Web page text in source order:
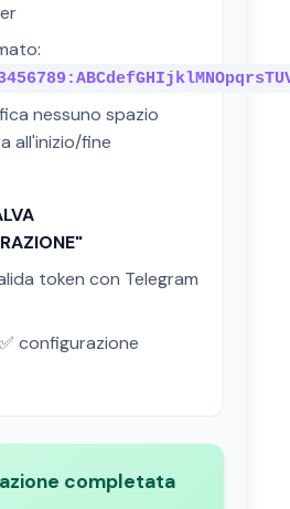
nessuno spazio
all'inizio/fine
token con Telegram
configurazione
completata